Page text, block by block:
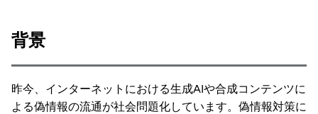
背景
昨今、インターネットにおける生成AIや合成コンテンツに
よる偽情報の流通が社会問題化しています。偽情報対策に